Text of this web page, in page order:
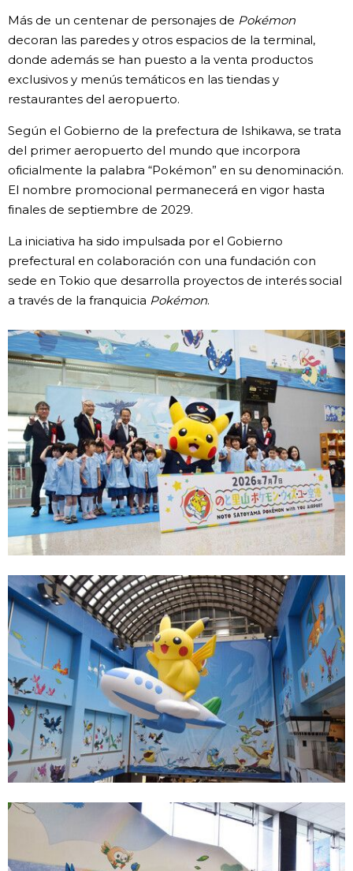
Más
Noticias
Datos de Japón
Fragmentos de Japón
Gente
Blog
Tokio
Avisos
official SNS
Más de un centenar de personajes de Pokémon
decoran las paredes y otros espacios de la terminal,
donde además se han puesto a la venta productos
exclusivos y menús temáticos en las tiendas y
restaurantes del aeropuerto.
Según el Gobierno de la prefectura de Ishikawa, se trata
del primer aeropuerto del mundo que incorpora
oficialmente la palabra “Pokémon” en su denominación.
El nombre promocional permanecerá en vigor hasta
finales de septiembre de 2029.
La iniciativa ha sido impulsada por el Gobierno
prefectural en colaboración con una fundación con
sede en Tokio que desarrolla proyectos de interés social
a través de la franquicia Pokémon.